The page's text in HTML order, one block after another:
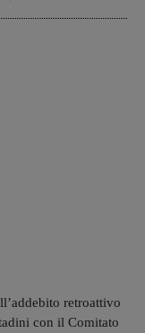
retroattivo
con il Comitato